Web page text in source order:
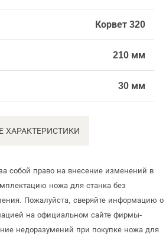
Корвет 320
210 мм
30 мм
ХАРАКТЕРИСТИКИ
собой право на внесение изменений в
ножа для станка без
Пожалуйста, сверяйте информацию о
на официальном сайте фирмы-
недоразумений при покупке ножа для